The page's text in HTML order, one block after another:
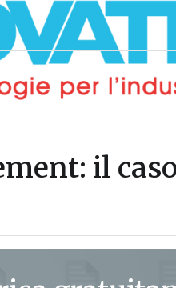
il